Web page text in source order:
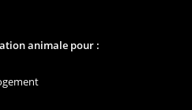
animale pour :